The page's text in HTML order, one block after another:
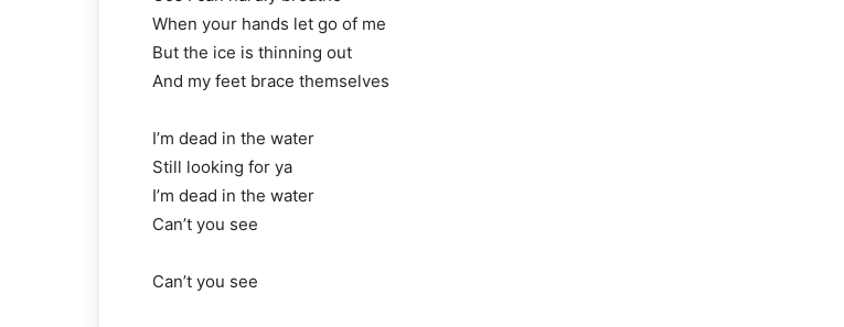
When your hands let go of me
But the ice is thinning out
And my feet brace themselves
I’m dead in the water
Still looking for ya
I’m dead in the water
Can’t you see
Can’t you see